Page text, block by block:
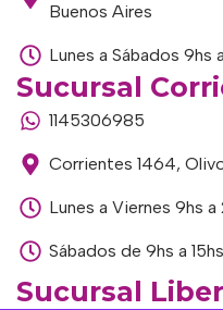
Buenos Aires
Lunes a Sábados 9hs
Sucursal
1145306985
Corrientes 1464,
Lunes a Viernes 9hs a
Sábados de 9hs a 15hs
Sucursal